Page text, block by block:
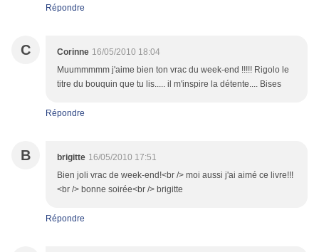
Répondre
C Corinne 16/05/2010 18:04
Muummmmm j'aime bien ton vrac du week-end !!!!! Rigolo le
titre du bouquin que tu lis..... il m'inspire la détente.... Bises
Répondre
B brigitte 16/05/2010 17:51
Bien joli vrac de week-end!<br /> moi aussi j'ai aimé ce livre!!!
<br /> bonne soirée<br /> brigitte
Répondre